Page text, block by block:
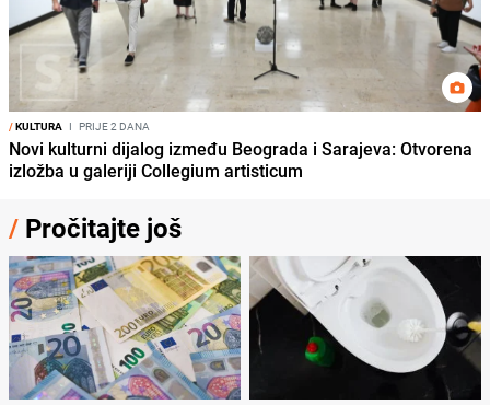
/KULTURA I PRIJE 2 DANA
Novi kulturni dijalog između Beograda i Sarajeva: Otvorena
izložba u galeriji Collegium artisticum
/ Pročitajte još